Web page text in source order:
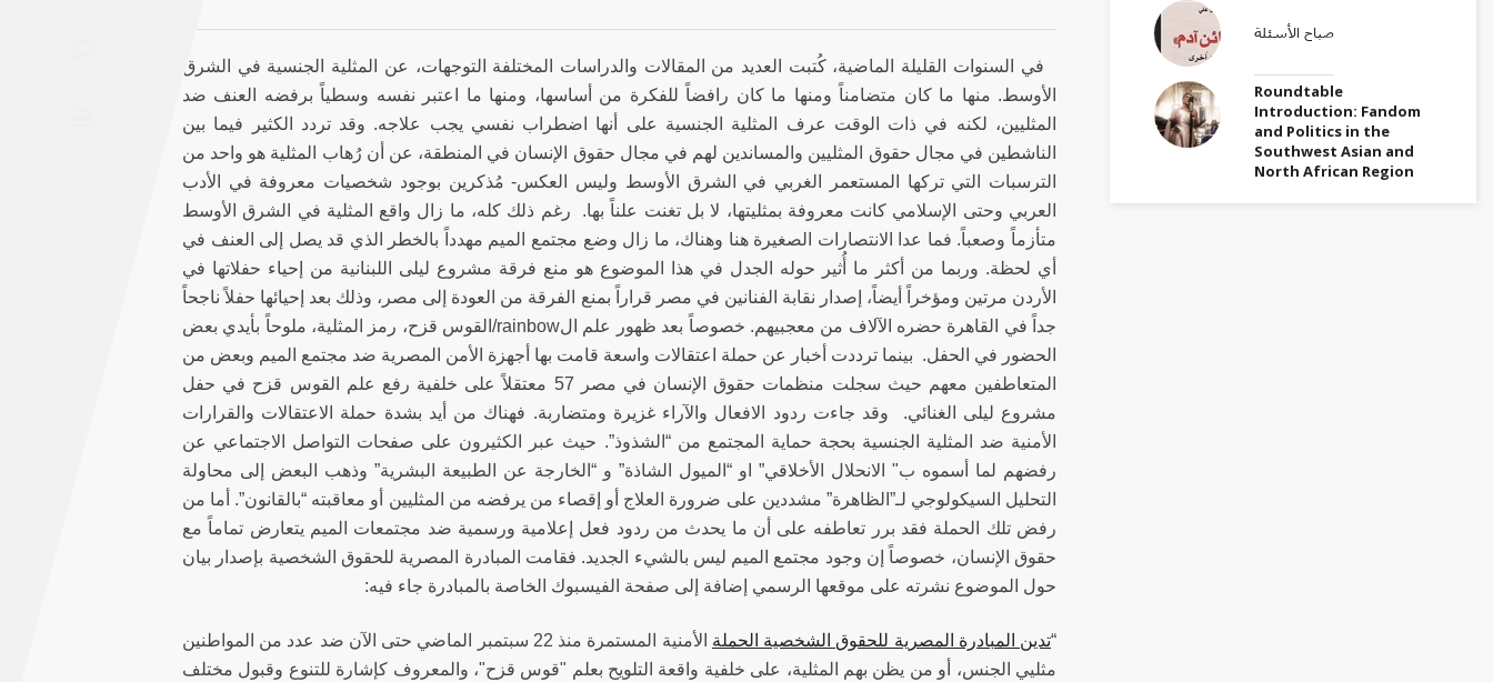
في السنوات القليلة الماضية، كُتبت العديد من المقالات والدراسات المختلفة التوجهات، عن المثلية الجنسية في الشرق
الأوسط. منها ما كان متضامناً ومنها ما كان رافضاً للفكرة من أساسها، ومنها ما اعتبر نفسه وسطياً برفضه العنف ضد
المثليين، لكنه في ذات الوقت عرف المثلية الجنسية على أنها اضطراب نفسي يجب علاجه. وقد تردد الكثير فيما بين
الناشطين في مجال حقوق المثليين والمساندين لهم في مجال حقوق الإنسان في المنطقة، عن أن رُهاب المثلية هو واحد من
الترسبات التي تركها المستعمر الغربي في الشرق الأوسط وليس العكس- مُذكرين بوجود شخصيات معروفة في الأدب
العربي وحتى الإسلامي كانت معروفة بمثليتها، لا بل تغنت علناً بها. رغم ذلك كله، ما زال واقع المثلية في الشرق الأوسط
متأزماً وصعباً. فما عدا الانتصارات الصغيرة هنا وهناك، ما زال وضع مجتمع الميم مهدداً بالخطر الذي قد يصل إلى العنف في
أي لحظة. وربما من أكثر ما أُثير حوله الجدل في هذا الموضوع هو منع فرقة مشروع ليلى اللبنانية من إحياء حفلاتها في
الأردن مرتين ومؤخراً أيضاً، إصدار نقابة الفنانين في مصر قراراً بمنع الفرقة من العودة إلى مصر، وذلك بعد إحيائها حفلاً ناجحاً
جداً في القاهرة حضره الآلاف من معجبيهم. خصوصاً بعد ظهور علم الrainbow/القوس قزح، رمز المثلية، ملوحاً بأيدي بعض
الحضور في الحفل. بينما ترددت أخبار عن حملة اعتقالات واسعة قامت بها أجهزة الأمن المصرية ضد مجتمع الميم وبعض من
المتعاطفين معهم حيث سجلت منظمات حقوق الإنسان في مصر 57 معتقلاً على خلفية رفع علم القوس قزح في حفل
مشروع ليلى الغنائي. وقد جاءت ردود الافعال والآراء غزيرة ومتضاربة. فهناك من أيد بشدة حملة الاعتقالات والقرارات
الأمنية ضد المثلية الجنسية بحجة حماية المجتمع من “الشذوذ”. حيث عبر الكثيرون على صفحات التواصل الاجتماعي عن
رفضهم لما أسموه ب" الانحلال الأخلاقي” او “الميول الشاذة” و “الخارجة عن الطبيعة البشرية” وذهب البعض إلى محاولة
التحليل السيكولوجي لـ”الظاهرة” مشددين على ضرورة العلاج أو إقصاء من يرفضه من المثليين أو معاقبته “بالقانون”. أما من
رفض تلك الحملة فقد برر تعاطفه على أن ما يحدث من ردود فعل إعلامية ورسمية ضد مجتمعات الميم يتعارض تماماً مع
حقوق الإنسان، خصوصاً إن وجود مجتمع الميم ليس بالشيء الجديد. فقامت المبادرة المصرية للحقوق الشخصية بإصدار بيان
حول الموضوع نشرته على موقعها الرسمي إضافة إلى صفحة الفيسبوك الخاصة بالمبادرة جاء فيه:
“تدين المبادرة المصرية للحقوق الشخصية الحملة
الأمنية المستمرة منذ 22 سبتمبر الماضي حتى الآن ضد عدد من المواطنين
مثليي الجنس، أو من يظن بهم المثلية، على خلفية واقعة التلويح بعلم "قوس قزح"، والمعروف كإشارة للتنوع وقبول مختلف
صباح الأسئلة
Roundtable
Introduction: Fandom
and Politics in the
Southwest Asian and
North African Region